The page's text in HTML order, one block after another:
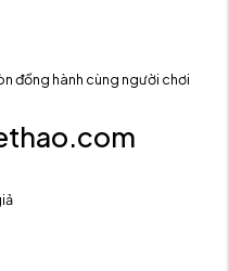
đồng hành cùng người chơi